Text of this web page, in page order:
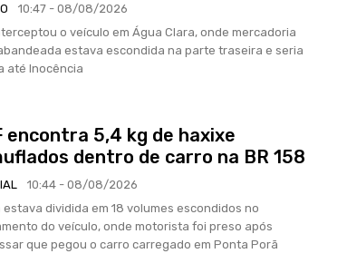
10:47 - 08/08/2026
o veículo em Água Clara, onde mercadoria
estava escondida na parte traseira e seria
até Inocência
encontra 5,4 kg de haxixe
dentro de carro na BR 158
10:44 - 08/08/2026
estava dividida em 18 volumes escondidos no
do veículo, onde motorista foi preso após
que pegou o carro carregado em Ponta Porã